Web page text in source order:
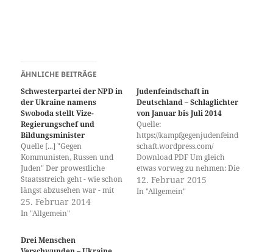
ÄHNLICHE BEITRÄGE
Schwesterpartei der NPD in
der Ukraine namens
Swoboda stellt Vize-
Regierungschef und
Bildungsminister
Quelle [...] "Gegen
Kommunisten, Russen und
Juden" Der prowestliche
Staatsstreich geht - wie schon
längst abzusehen war - mit
einer weiteren Stärkung
faschistischer Kräfte und
Ukraine einher. So hat laut
25. Februar 2014
In "Allgemein"
Judenfeindschaft in
Deutschland – Schlaglichter
von Januar bis Juli 2014
Quelle:
https://kampfgegenjudenfeind
schaft.wordpress.com/
Download PDF Um gleich
etwas vorweg zu nehmen: Die
Seite
http://kampfgegenmuslimfein
12. Februar 2015
In "Allgemein"
Drei Menschen